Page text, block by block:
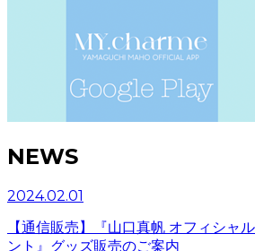
NEWS
2024.02.01
【通信販売】『山口真帆 オフィシャ
ント』グッズ販売のご案内